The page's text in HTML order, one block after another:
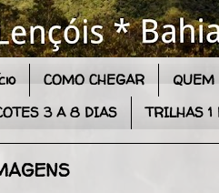
COMO CHEGAR QUEM
3 A 8 DIAS
TRILHAS 1